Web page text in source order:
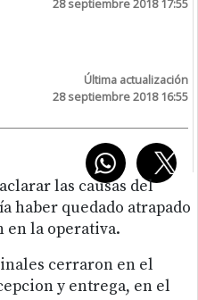
28 septiembre 2018 17:55
Última actualización
28 septiembre 2018 16:55
las causas del
haber quedado atrapado
en la operativa.
cerraron en el
y entrega, en el